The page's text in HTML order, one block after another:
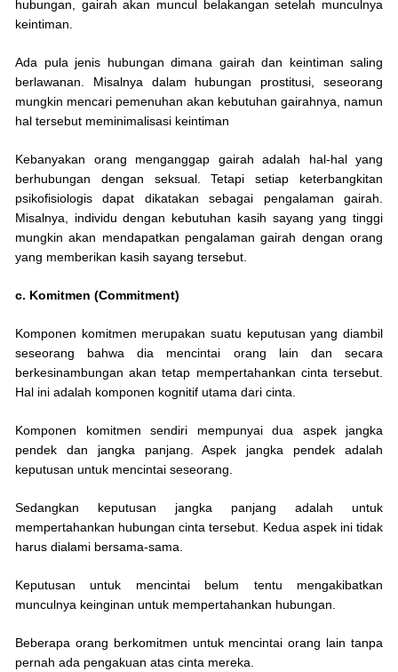
hubungan, gairah akan muncul belakangan setelah munculnya
keintiman.
Ada pula jenis hubungan dimana gairah dan keintiman saling
berlawanan. Misalnya dalam hubungan prostitusi, seseorang
mungkin mencari pemenuhan akan kebutuhan gairahnya, namun
hal tersebut meminimalisasi keintiman
Kebanyakan orang menganggap gairah adalah hal-hal yang
berhubungan dengan seksual. Tetapi setiap keterbangkitan
psikofisiologis dapat dikatakan sebagai pengalaman gairah.
Misalnya, individu dengan kebutuhan kasih sayang yang tinggi
mungkin akan mendapatkan pengalaman gairah dengan orang
yang memberikan kasih sayang tersebut.
c. Komitmen (Commitment)
Komponen komitmen merupakan suatu keputusan yang diambil
seseorang bahwa dia mencintai orang lain dan secara
berkesinambungan akan tetap mempertahankan cinta tersebut.
Hal ini adalah komponen kognitif utama dari cinta.
Komponen komitmen sendiri mempunyai dua aspek jangka
pendek dan jangka panjang. Aspek jangka pendek adalah
keputusan untuk mencintai seseorang.
Sedangkan keputusan jangka panjang adalah untuk
mempertahankan hubungan cinta tersebut. Kedua aspek ini tidak
harus dialami bersama-sama.
Keputusan untuk mencintai belum tentu mengakibatkan
munculnya keinginan untuk mempertahankan hubungan.
Beberapa orang berkomitmen untuk mencintai orang lain tanpa
pernah ada pengakuan atas cinta mereka.